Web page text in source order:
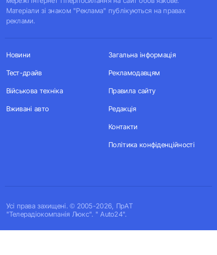
Матеріали зі знаком "Реклама" публікуються на правах
реклами.
Усi права захищенi. © 2005-2026, ПрАТ
"Телерадіокомпанія Люкс". " Auto24".
Новини
Тест-драйв
Військова техніка
Вживані авто
Загальна інформація
Рекламодавцям
Правила сайту
Редакція
Контакти
Політика конфіденційності